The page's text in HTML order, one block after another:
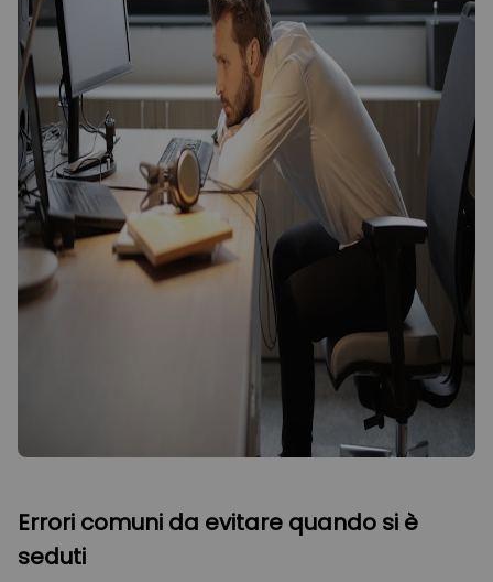
Errori comuni da evitare quando si è
seduti